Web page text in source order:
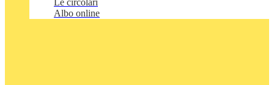
Le circolari
Albo online